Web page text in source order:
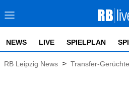
NEWS LIVE SPIELPLAN
RB Leipzig News > Transfer-Gerüchte